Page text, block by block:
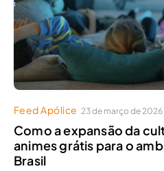
Feed Apólice 23 de março de 2026
Como a expansão da
animes grátis para o
Brasil